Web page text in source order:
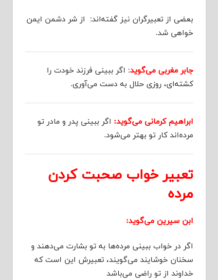
بعضی از تعبیرگران نیز گفته‌اند: از شر دشمن ایمن
خواهی شد.
جابر مغربی می‌گوید: اگر ببینی فرزند خودت را
کشته‌ای، روزی حلال به دست می‌آوری.
ابراهیم کرمانی می‌گوید: اگر ببینی پدر و مادر تو
مرده‌اند کار تو بهتر می‌شود.
تعبیر خواب صحبت کردن
مرده
ابن سیرین می‌گوید:
اگر در خواب ببینی مرده‌ها به تو بشارت می‌دهند و
سخنان خوشایند می‌گویند، تعبیرش این است که
خداوند از تو راضی می‌باشد